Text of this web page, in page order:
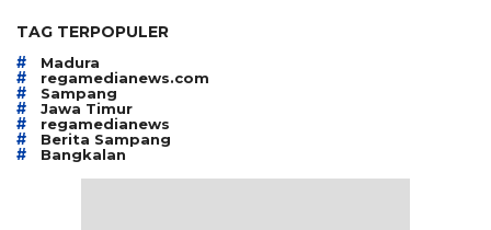
TAG TERPOPULER
# Madura
# regamedianews.com
# Sampang
# Jawa Timur
# regamedianews
# Berita Sampang
# Bangkalan